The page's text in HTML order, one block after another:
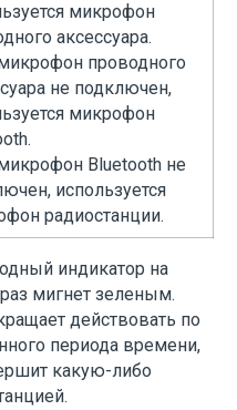
микрофон
аксессуара.
проводного
не подключен,
микрофон
Bluetooth не
используется
радиостанции.
индикатор на
мигнет зеленым.
действовать по
периода времени,
какую-либо